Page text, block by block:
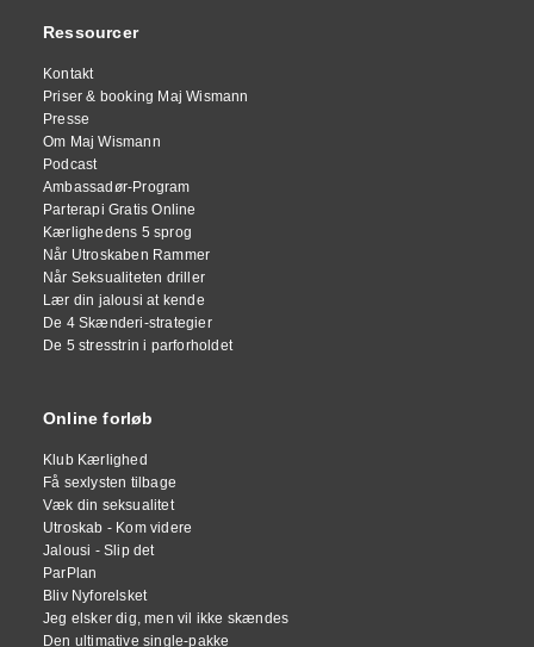
Ressourcer
Kontakt
Priser & booking Maj Wismann
Presse
Om Maj Wismann
Podcast
Ambassadør-Program
Parterapi Gratis Online
Kærlighedens 5 sprog
Når Utroskaben Rammer
Når Seksualiteten driller
Lær din jalousi at kende
De 4 Skænderi-strategier
De 5 stresstrin i parforholdet
Online forløb
Klub Kærlighed
Få sexlysten tilbage
Væk din seksualitet
Utroskab - Kom videre
Jalousi - Slip det
ParPlan
Bliv Nyforelsket
Jeg elsker dig, men vil ikke skændes
Den ultimative single-pakke